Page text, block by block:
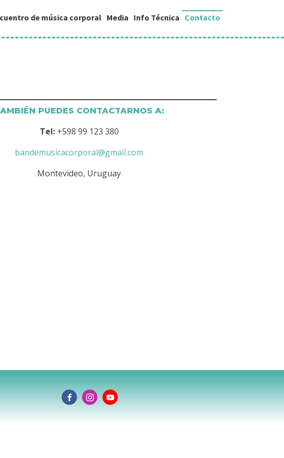
de música corporal Media Info Técnica Contacto
PUEDES CONTACTARNOS A:
Tel:+598 99 123 380
bandemusicacorporal@gmail.com
Montevideo, Uruguay